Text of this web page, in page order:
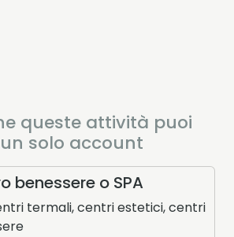
queste attività puoi
solo account
benessere o SPA
termali, centri estetici, centri